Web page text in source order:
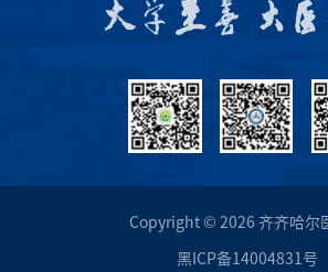
Copyright © 2026 齐齐哈尔
黑ICP备14004831号